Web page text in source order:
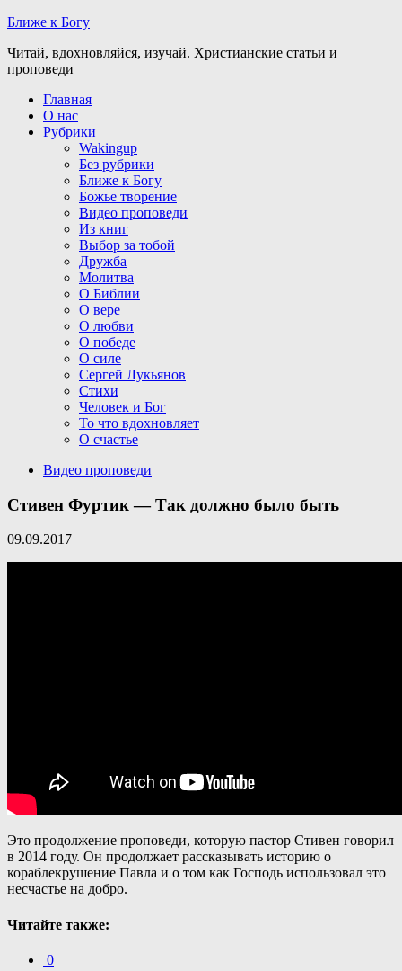
Ближе к Богу
Читай, вдохновляйся, изучай. Христианские статьи и
проповеди
Главная
О нас
Рубрики
Wakingup
Без рубрики
Ближе к Богу
Божье творение
Видео проповеди
Из книг
Выбор за тобой
Дружба
Молитва
О Библии
О вере
О любви
О победе
О силе
Сергей Лукьянов
Стихи
Человек и Бог
То что вдохновляет
О счастье
Видео проповеди
Стивен Фуртик — Так должно было быть
09.09.2017
Это продолжение проповеди, которую пастор Стивен говорил
в 2014 году. Он продолжает рассказывать историю о
кораблекрушение Павла и о том как Господь использовал это
несчастье на добро.
Читайте также:
0